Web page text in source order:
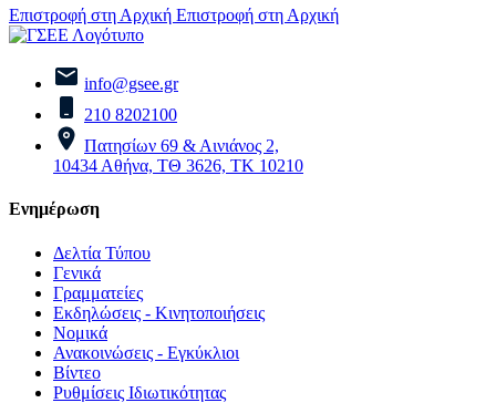
Επιστροφή στη Αρχική Επιστροφή στη Αρχική
info@gsee.gr
210 8202100
Πατησίων 69 & Αινιάνος 2,
10434 Αθήνα, ΤΘ 3626, ΤΚ 10210
Ενημέρωση
Δελτία Τύπου
Γενικά
Γραμματείες
Εκδηλώσεις - Κινητοποιήσεις
Νομικά
Ανακοινώσεις - Εγκύκλιοι
Βίντεο
Ρυθμίσεις Ιδιωτικότητας